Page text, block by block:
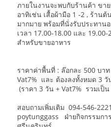
ภายในงานจะพบกับร้านค้า ขา
อาทิเช่น เสื้อผ้ามือ 1 -2 , ร้าน
มากมาย พร้อมที่นั่งรับประทาน
เวลา 17.00-18.00 และ
สำหรับขายอาหาร
ราคาค่าพื้นที่ : ล๊อกละ 500 บา
Vat7% และ ต้องลงทั้งหมด 3 วั
(ราคา 3 วัน + Vat7% รวมเป็
สอบถามเพิ่มเติม 094-546-
poytunggass ฝ่ายกิจกรรมก